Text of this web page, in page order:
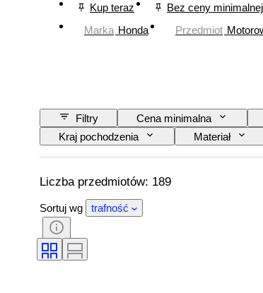
Kup teraz Bez ceny minimalnej
Marka Honda Przedmiot
Filtry Cena minimalna
Kraj pochodzenia
Materiał
CoC (certyfikat zgodności)
Liczba przedmiotów: 189
Sortuj wg trafność